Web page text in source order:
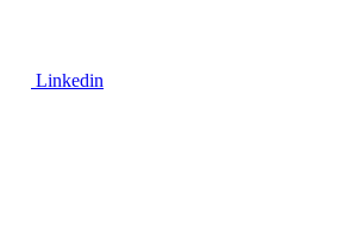
Linkedin